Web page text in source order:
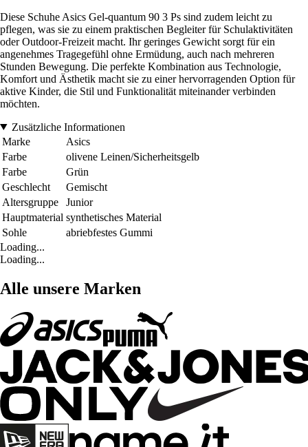
Diese Schuhe Asics Gel-quantum 90 3 Ps sind zudem leicht zu
pflegen, was sie zu einem praktischen Begleiter für Schulaktivitäten
oder Outdoor-Freizeit macht. Ihr geringes Gewicht sorgt für ein
angenehmes Tragegefühl ohne Ermüdung, auch nach mehreren
Stunden Bewegung. Die perfekte Kombination aus Technologie,
Komfort und Ästhetik macht sie zu einer hervorragenden Option für
aktive Kinder, die Stil und Funktionalität miteinander verbinden
möchten.
Zusätzliche Informationen
Marke
Asics
Farbe
olivene Leinen/Sicherheitsgelb
Farbe
Grün
Geschlecht
Gemischt
Altersgruppe
Junior
Hauptmaterial synthetisches Material
Sohle
abriebfestes Gummi
Loading...
Loading...
Alle unsere Marken